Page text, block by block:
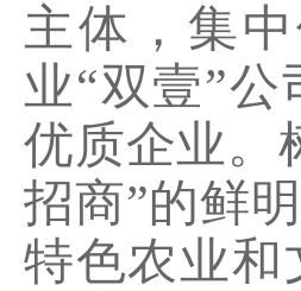
主体，集
业“双壹”公
优质企业。
招商”的鲜
特色农业和